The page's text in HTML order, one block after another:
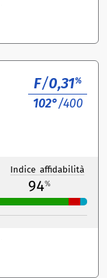
F/0,31%
102°/400
Indice affidabilità
94%